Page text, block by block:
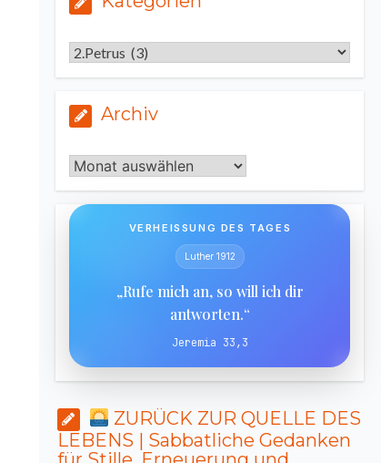
Kategorien
Archiv
Archiv
VERHEISSUNG DES TAGES
Luther 1912
„Rufe mich an, so will ich dir
antworten.“
Jeremia 33,3
ZURÜCK ZUR QUELLE DES
LEBENS | Sabbatliche Gedanken